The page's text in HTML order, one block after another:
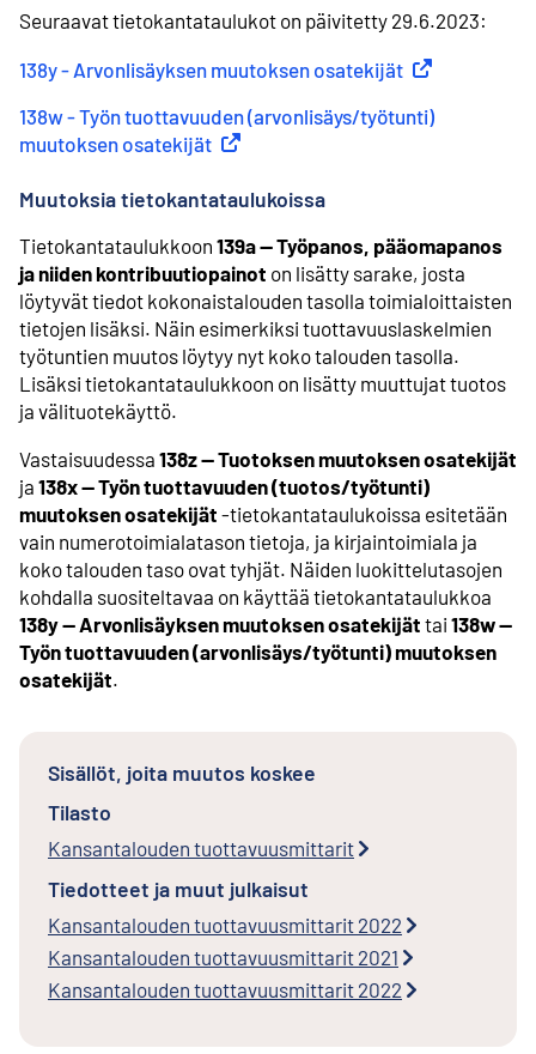
Seuraavat tietokantataulukot on päivitetty 29.6.2023:
138y - Arvonlisäyksen muutoksen osatekijät Ulkoinen linkki
138w - Työn tuottavuuden (arvonlisäys/työtunti)
muutoksen osatekijät Ulkoinen linkki
Muutoksia tietokantataulukoissa
Tietokantataulukkoon 139a -- Työpanos, pääomapanos
ja niiden kontribuutiopainot on lisätty sarake, josta
löytyvät tiedot kokonaistalouden tasolla toimialoittaisten
tietojen lisäksi. Näin esimerkiksi tuottavuuslaskelmien
työtuntien muutos löytyy nyt koko talouden tasolla.
Lisäksi tietokantataulukkoon on lisätty muuttujat tuotos
ja välituotekäyttö.
Vastaisuudessa 138z -- Tuotoksen muutoksen osatekijät
ja 138x -- Työn tuottavuuden (tuotos/työtunti)
muutoksen osatekijät -tietokantataulukoissa esitetään
vain numerotoimialatason tietoja, ja kirjaintoimiala ja
koko talouden taso ovat tyhjät. Näiden luokittelutasojen
kohdalla suositeltavaa on käyttää tietokantataulukkoa
138y -- Arvonlisäyksen muutoksen osatekijät tai 138w --
Työn tuottavuuden (arvonlisäys/työtunti) muutoksen
osatekijät.
Sisällöt, joita muutos koskee
Tilasto
Kansantalouden tuottavuusmittarit
Tiedotteet ja muut julkaisut
Kansantalouden tuottavuusmittarit 2022
Kansantalouden tuottavuusmittarit 2021
Kansantalouden tuottavuusmittarit 2022